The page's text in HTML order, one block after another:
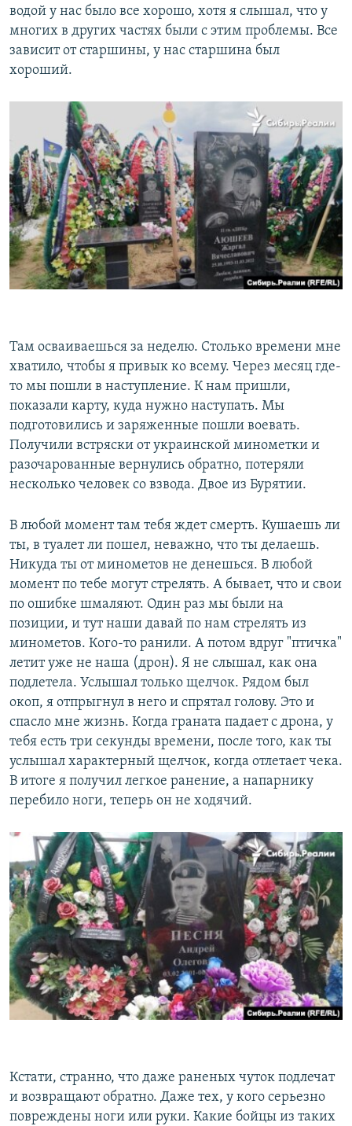
водой у нас было все хорошо, хотя я слышал, что у
многих в других частях были с этим проблемы. Все
зависит от старшины, у нас старшина был
хороший.
Там осваиваешься за неделю. Столько времени мне
хватило, чтобы я привык ко всему. Через месяц где-
то мы пошли в наступление. К нам пришли,
показали карту, куда нужно наступать. Мы
подготовились и заряженные пошли воевать.
Получили встряски от украинской минометки и
разочарованные вернулись обратно, потеряли
несколько человек со взвода. Двое из Бурятии.
В любой момент там тебя ждет смерть. Кушаешь ли
ты, в туалет ли пошел, неважно, что ты делаешь.
Никуда ты от минометов не денешься. В любой
момент по тебе могут стрелять. А бывает, что и свои
по ошибке шмаляют. Один раз мы были на
позиции, и тут наши давай по нам стрелять из
минометов. Кого-то ранили. А потом вдруг "птичка"
летит уже не наша (дрон). Я не слышал, как она
подлетела. Услышал только щелчок. Рядом был
окоп, я отпрыгнул в него и спрятал голову. Это и
спасло мне жизнь. Когда граната падает с дрона, у
тебя есть три секунды времени, после того, как ты
услышал характерный щелчок, когда отлетает чека.
В итоге я получил легкое ранение, а напарнику
перебило ноги, теперь он не ходячий.
Кстати, странно, что даже раненых чуток подлечат
и возвращают обратно. Даже тех, у кого серьезно
повреждены ноги или руки. Какие бойцы из таких